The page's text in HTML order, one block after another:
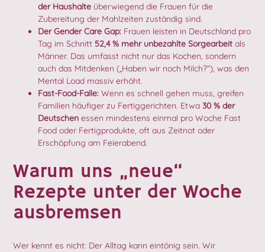
der Haushalte überwiegend die Frauen für die
Zubereitung der Mahlzeiten zuständig sind.
Der Gender Care Gap: Frauen leisten in Deutschland pro
Tag im Schnitt 52,4 % mehr unbezahlte Sorgearbeit als
Männer. Das umfasst nicht nur das Kochen, sondern
auch das Mitdenken („Haben wir noch Milch?“), was den
Mental Load massiv erhöht.
Fast-Food-Falle: Wenn es schnell gehen muss, greifen
Familien häufiger zu Fertiggerichten. Etwa 30 % der
Deutschen essen mindestens einmal pro Woche Fast
Food oder Fertigprodukte, oft aus Zeitnot oder
Erschöpfung am Feierabend.
Warum uns „neue“
Rezepte unter der Woche
ausbremsen
Wer kennt es nicht: Der Alltag kann eintönig sein. Wir